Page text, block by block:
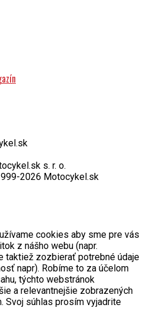
s. r. o.
2026 Motocykel.sk
cookies aby sme pre vás
z nášho webu (napr.
taktiež zozbierať potrebné údaje
napr). Robíme to za účelom
týchto webstránok
a relevantnejšie zobrazených
Svoj súhlas prosím vyjadrite